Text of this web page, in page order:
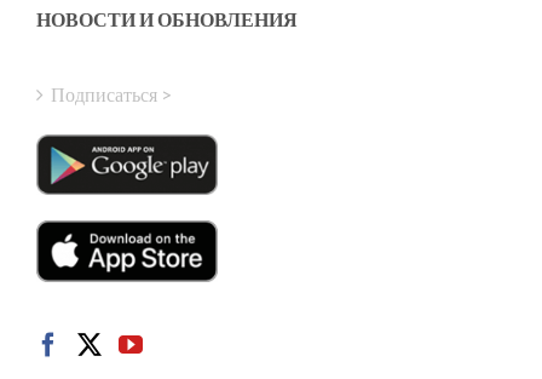
НОВОСТИ И ОБНОВЛЕНИЯ
Подписаться >